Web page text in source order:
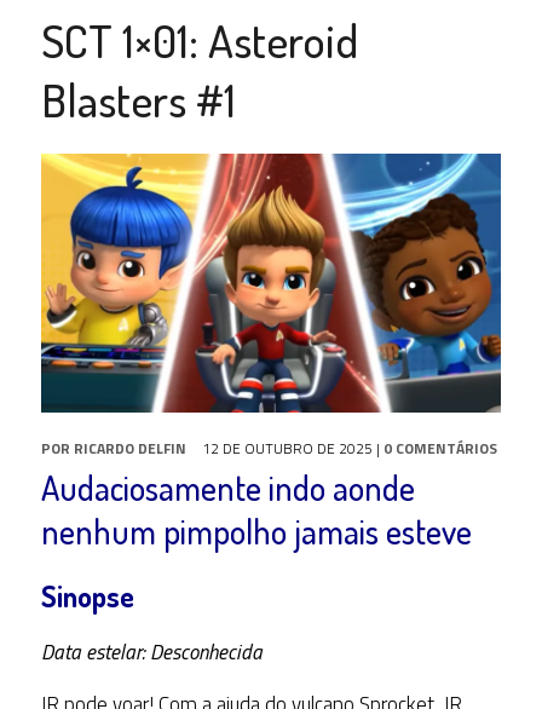
SCT 1×01: Asteroid
Blasters #1
POR RICARDO DELFIN 12 DE OUTUBRO DE 2025 | 0 COMENTÁRIOS
Audaciosamente indo aonde
nenhum pimpolho jamais esteve
Sinopse
Data estelar: Desconhecida